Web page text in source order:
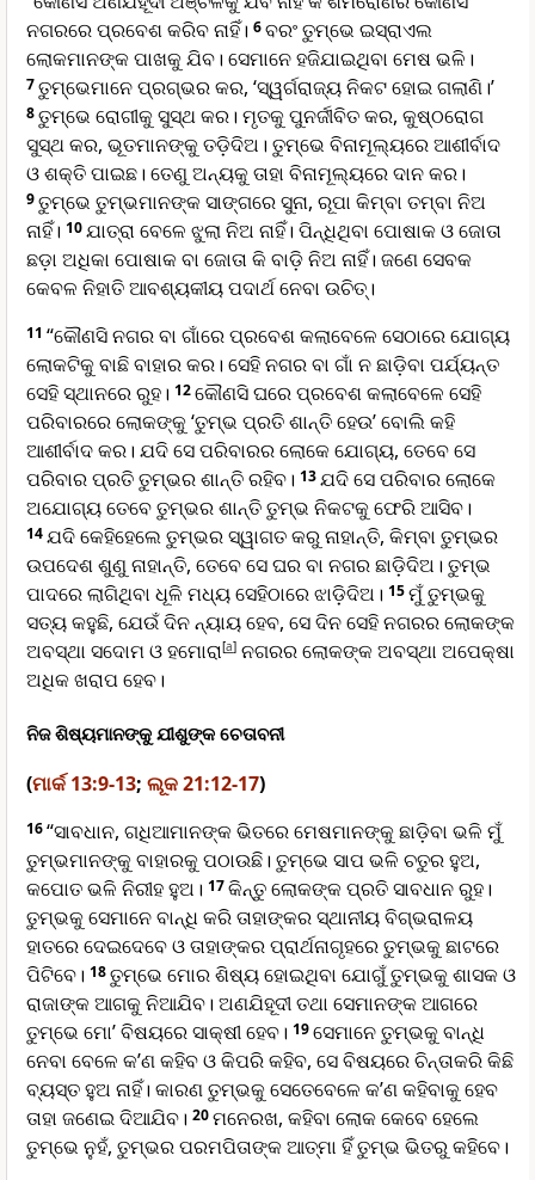
ନଗରରେ ପ୍ରବେଶ କରିବ ନାହିଁ। 6ବରଂ ତୁମ୍ଭେ ଇସ୍ରାଏଲ
ଲୋକମାନଙ୍କ ପାଖକୁ ଯିବ। ସେମାନେ ହଜିଯାଇଥିବା ମେଷ ଭଳି।
7ତୁମ୍ଭେମାନେ ପ୍ରଗ୍ଭର କର, ‘ସ୍ୱର୍ଗରାଜ୍ୟ ନିକଟ ହୋଇ ଗଲାଣି।’
8ତୁମ୍ଭେ ରୋଗୀକୁ ସୁସ୍ଥ କର। ମୃତକୁ ପୁନର୍ଜୀବିତ କର, କୁଷ୍ଠରୋଗ
ସୁସ୍ଥ କର, ଭୂତମାନଙ୍କୁ ତଡ଼ିଦିଅ। ତୁମ୍ଭେ ବିନାମୂଲ୍ୟରେ ଆଶୀର୍ବାଦ
ଓ ଶକ୍ତି ପାଇଛ। ତେଣୁ ଅନ୍ୟକୁ ତାହା ବିନାମୂଲ୍ୟରେ ଦାନ କର।
9ତୁମ୍ଭେ ତୁମ୍ଭମାନଙ୍କ ସାଙ୍ଗରେ ସୁନା, ରୂପା କିମ୍ବା ତମ୍ବା ନିଅ
ନାହିଁ। 10ଯାତ୍ରା ବେଳେ ଝୁଲା ନିଅ ନାହିଁ। ପିନ୍ଧିଥିବା ପୋଷାକ ଓ ଜୋତା
ଛଡ଼ା ଅଧିକା ପୋଷାକ ବା ଜୋତା କି ବାଡ଼ି ନିଅ ନାହିଁ। ଜଣେ ସେବକ
କେବଳ ନିହାତି ଆବଶ୍ୟକୀୟ ପଦାର୍ଥ ନେବା ଉଚିତ୍।
11 “କୌଣସି ନଗର ବା ଗାଁରେ ପ୍ରବେଶ କଲାବେଳେ ସେଠାରେ ଯୋଗ୍ୟ
ଲୋକଟିକୁ ବାଛି ବାହାର କର। ସେହି ନଗର ବା ଗାଁ ନ ଛାଡ଼ିବା ପର୍ଯ୍ୟନ୍ତ
ସେହି ସ୍ଥାନରେ ରୁହ। 12କୌଣସି ଘରେ ପ୍ରବେଶ କଲାବେଳେ ସେହି
ପରିବାରରେ ଲୋକଙ୍କୁ ‘ତୁମ୍ଭ ପ୍ରତି ଶାନ୍ତି ହେଉ’ ବୋଲି କହି
ଆଶୀର୍ବାଦ କର। ଯଦି ସେ ପରିବାରର ଲୋକେ ଯୋଗ୍ୟ, ତେବେ ସେ
ପରିବାର ପ୍ରତି ତୁମ୍ଭର ଶାନ୍ତି ରହିବ। 13ଯଦି ସେ ପରିବାର ଲୋକେ
ଅଯୋଗ୍ୟ ତେବେ ତୁମ୍ଭର ଶାନ୍ତି ତୁମ୍ଭ ନିକଟକୁ ଫେରି ଆସିବ।
14ଯଦି କେହିହେଲେ ତୁମ୍ଭର ସ୍ୱାଗତ କରୁ ନାହାନ୍ତି, କିମ୍ବା ତୁମ୍ଭର
ଉପଦେଶ ଶୁଣୁ ନାହାନ୍ତି, ତେବେ ସେ ଘର ବା ନଗର ଛାଡ଼ିଦିଅ। ତୁମ୍ଭ
ପାଦରେ ଲାଗିଥିବା ଧୂଳି ମଧ୍ୟ ସେହିଠାରେ ଝାଡ଼ିଦିଅ। 15ମୁଁ ତୁମ୍ଭକୁ
ସତ୍ୟ କହୁଛି, ଯେଉଁ ଦିନ ନ୍ୟାୟ ହେବ, ସେ ଦିନ ସେହି ନଗରର ଲୋକଙ୍କ
ଅବସ୍ଥା ସଦୋମ ଓ ହମୋରା[a] ନଗରର ଲୋକଙ୍କ ଅବସ୍ଥା ଅପେକ୍ଷା
ଅଧିକ ଖରାପ ହେବ।
ନିଜ ଶିଷ୍ୟମାନଙ୍କୁ ଯୀଶୁଙ୍କ ଚେତାବନୀ
(ମାର୍କ 13:9-13; ଲୂକ 21:12-17)
16“ସାବଧାନ, ଗଧିଆମାନଙ୍କ ଭିତରେ ମେଷମାନଙ୍କୁ ଛାଡ଼ିବା ଭଳି ମୁଁ
ତୁମ୍ଭମାନଙ୍କୁ ବାହାରକୁ ପଠାଉଛି। ତୁମ୍ଭେ ସାପ ଭଳି ଚତୁର ହୁଅ,
କପୋତ ଭଳି ନିରୀହ ହୁଅ। 17କିନ୍ତୁ ଲୋକଙ୍କ ପ୍ରତି ସାବଧାନ ରୁହ।
ତୁମ୍ଭକୁ ସେମାନେ ବାନ୍ଧି କରି ତାହାଙ୍କର ସ୍ଥାନୀୟ ବିଗ୍ଭରାଳୟ
ହାତରେ ଦେଇଦେବେ ଓ ତାହାଙ୍କର ପ୍ରାର୍ଥନାଗୃହରେ ତୁମ୍ଭକୁ ଛାଟରେ
ପିଟିବେ। 18ତୁମ୍ଭେ ମୋର ଶିଷ୍ୟ ହୋଇଥିବା ଯୋଗୁଁ ତୁମ୍ଭକୁ ଶାସକ ଓ
ରାଜାଙ୍କ ଆଗକୁ ନିଆଯିବ। ଅଣଯିହୂଦୀ ତଥା ସେମାନଙ୍କ ଆଗରେ
ତୁମ୍ଭେ ମୋ’ ବିଷୟରେ ସାକ୍ଷୀ ହେବ। 19ସେମାନେ ତୁମ୍ଭକୁ ବାନ୍ଧି
ନେବା ବେଳେ କ’ଣ କହିବ ଓ କିପରି କହିବ, ସେ ବିଷୟରେ ଚିନ୍ତାକରି କିଛି
ବ୍ୟସ୍ତ ହୁଅ ନାହିଁ। କାରଣ ତୁମ୍ଭକୁ ସେତେବେଳେ କ’ଣ କହିବାକୁ ହେବ
ତାହା ଜଣେଇ ଦିଆଯିବ। 20ମନେରଖ, କହିବା ଲୋକ କେବେ ହେଲେ
ତୁମ୍ଭେ ନୁହଁ, ତୁମ୍ଭର ପରମପିତାଙ୍କ ଆତ୍ମା ହିଁ ତୁମ୍ଭ ଭିତରୁ କହିବେ।